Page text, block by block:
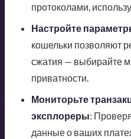
протоколами,
Настройте
кошельки позволяют
сжатия — выбирайте
приватности.
Мониторьте
эксплореры:
данные о ваших